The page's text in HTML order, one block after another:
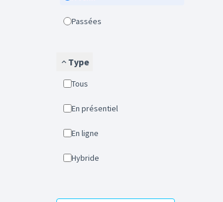
Passées
Type
Tous
En présentiel
En ligne
Hybride